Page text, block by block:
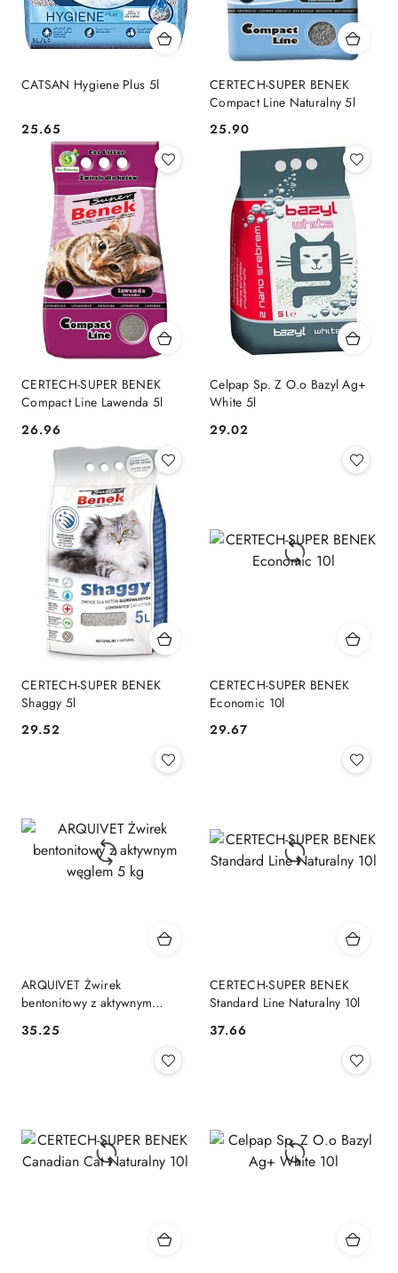
CATSAN Hygiene Plus 5l
Cena:
25.65
CERTECH-SUPER BENEK
Compact Line Naturalny 5l
Cena:
25.90
CERTECH-SUPER BENEK
Compact Line Lawenda 5l
Cena:
26.96
Celpap Sp. Z O.o Bazyl Ag+
White 5l
Cena:
29.02
CERTECH-SUPER BENEK
Shaggy 5l
Cena:
29.52
CERTECH-SUPER BENEK
Economic 10l
Cena:
29.67
ARQUIVET Żwirek
bentonitowy z aktywnym
Cena:
35.25
CERTECH-SUPER BENEK
Standard Line Naturalny 10l
Cena:
37.66